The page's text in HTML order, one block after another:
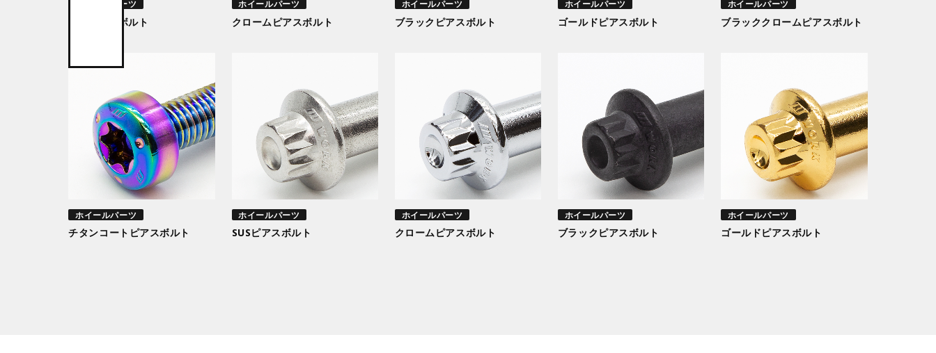
ホイールパーツ
SUSピアスボルト
ホイールパーツ
クロームピアスボルト
ホイールパーツ
ブラックピアスボルト
ホイールパーツ
ゴールドピアスボルト
ホイールパーツ
ブラッククロームピアスボルト
ホイールパーツ
チタンコートピアスボルト
ホイールパーツ
SUSピアスボルト
ホイールパーツ
クロームピアスボルト
ホイールパーツ
ブラックピアスボルト
ホイールパーツ
ゴールドピアスボルト